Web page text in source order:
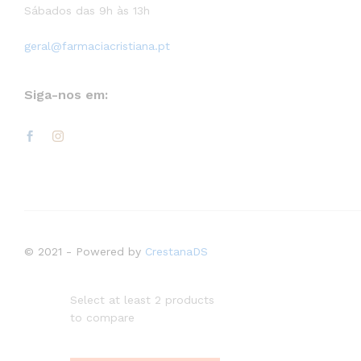
Sábados das 9h às 13h
geral@farmaciacristiana.pt
Siga-nos em:
© 2021 - Powered by CrestanaDS
Select at least 2 products
to compare